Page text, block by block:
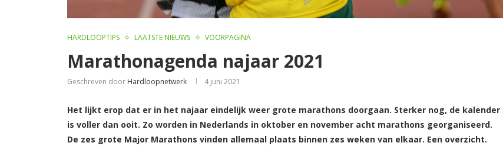
HARDLOOPTIPS LAATSTE NIEUWS VOORPAGINA
Marathonagenda najaar 2021
Geschreven door Hardloopnetwerk 4 juni 2021
Het lijkt erop dat er in het najaar eindelijk weer grote marathons doorgaan. Sterker nog, de kalender
is voller dan ooit. Zo worden in Nederlands in oktober en november acht marathons georganiseerd.
De zes grote Major Marathons vinden allemaal plaats binnen zes weken van elkaar. Een overzicht.